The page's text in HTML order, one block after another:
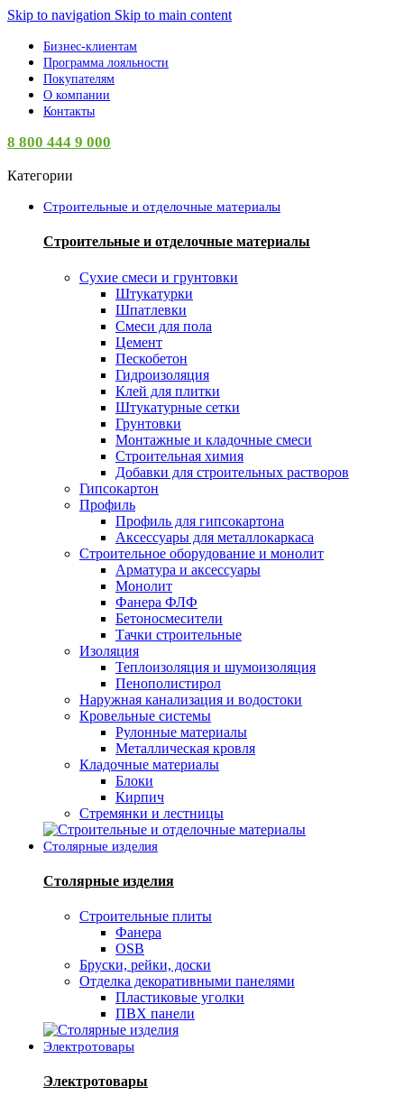
Skip to navigation Skip to main content
Бизнес-клиентам
Программа лояльности
Покупателям
О компании
Контакты
8 800 444 9 000
Категории
Строительные и отделочные материалы
Строительные и отделочные материалы
Сухие смеси и грунтовки
Штукатурки
Шпатлевки
Смеси для пола
Цемент
Пескобетон
Гидроизоляция
Клей для плитки
Штукатурные сетки
Грунтовки
Монтажные и кладочные смеси
Строительная химия
Добавки для строительных растворов
Гипсокартон
Профиль
Профиль для гипсокартона
Аксессуары для металлокаркаса
Строительное оборудование и монолит
Арматура и аксессуары
Монолит
Фанера ФЛФ
Бетоносмесители
Тачки строительные
Изоляция
Теплоизоляция и шумоизоляция
Пенополистирол
Наружная канализация и водостоки
Кровельные системы
Рулонные материалы
Металлическая кровля
Кладочные материалы
Блоки
Кирпич
Стремянки и лестницы
Столярные изделия
Столярные изделия
Строительные плиты
Фанера
OSB
Бруски, рейки, доски
Отделка декоративными панелями
Пластиковые уголки
ПВХ панели
Электротовары
Электротовары